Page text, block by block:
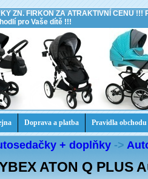
ZN. FIRKON ZA ATRAKTIVNÍ CENU !!!
pro Vaše dítě !!!
Doprava a platba Pravidla obchodu
+ doplňky ->
ATON Q PLUS